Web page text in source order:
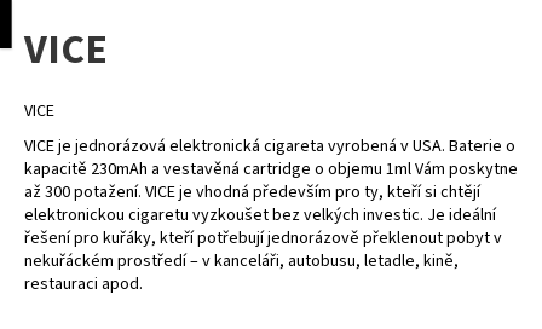
PřejítVICE
VICE
VICE je jednorázová elektronická cigareta vyrobená v USA. Baterie o
kapacitě 230mAh a vestavěná cartridge o objemu 1ml Vám poskytne
až 300 potažení. VICE je vhodná především pro ty, kteří si chtějí
elektronickou cigaretu vyzkoušet bez velkých investic. Je ideální
řešení pro kuřáky, kteří potřebují jednorázově překlenout pobyt v
nekuřáckém prostředí – v kanceláři, autobusu, letadle, kině,
restauraci apod.
o Zpět
Zpět
C
o
p
o
t
ř